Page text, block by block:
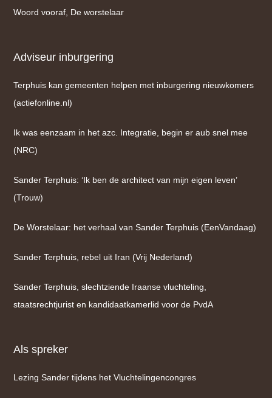
Woord vooraf, De worstelaar
Adviseur inburgering
Terphuis kan gemeenten helpen met inburgering nieuwkomers
(actiefonline.nl)
Ik was eenzaam in het azc. Integratie, begin er aub snel mee
(NRC)
Sander Terphuis: ‘Ik ben de architect van mijn eigen leven’
(Trouw)
De Worstelaar: het verhaal van Sander Terphuis (EenVandaag)
Sander Terphuis, rebel uit Iran (Vrij Nederland)
Sander Terphuis, slechtziende Iraanse vluchteling,
staatsrechtjurist en kandidaatkamerlid voor de PvdA
Als spreker
Lezing Sander tijdens het Vluchtelingencongres